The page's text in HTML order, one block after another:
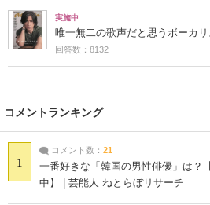
実施中
唯一無二の歌声だと思うボーカリ
回答数：8132
コメントランキング
1
コメント数： 21
一番好きな「韓国の男性俳優」は？
中】 | 芸能人 ねとらぼリサーチ